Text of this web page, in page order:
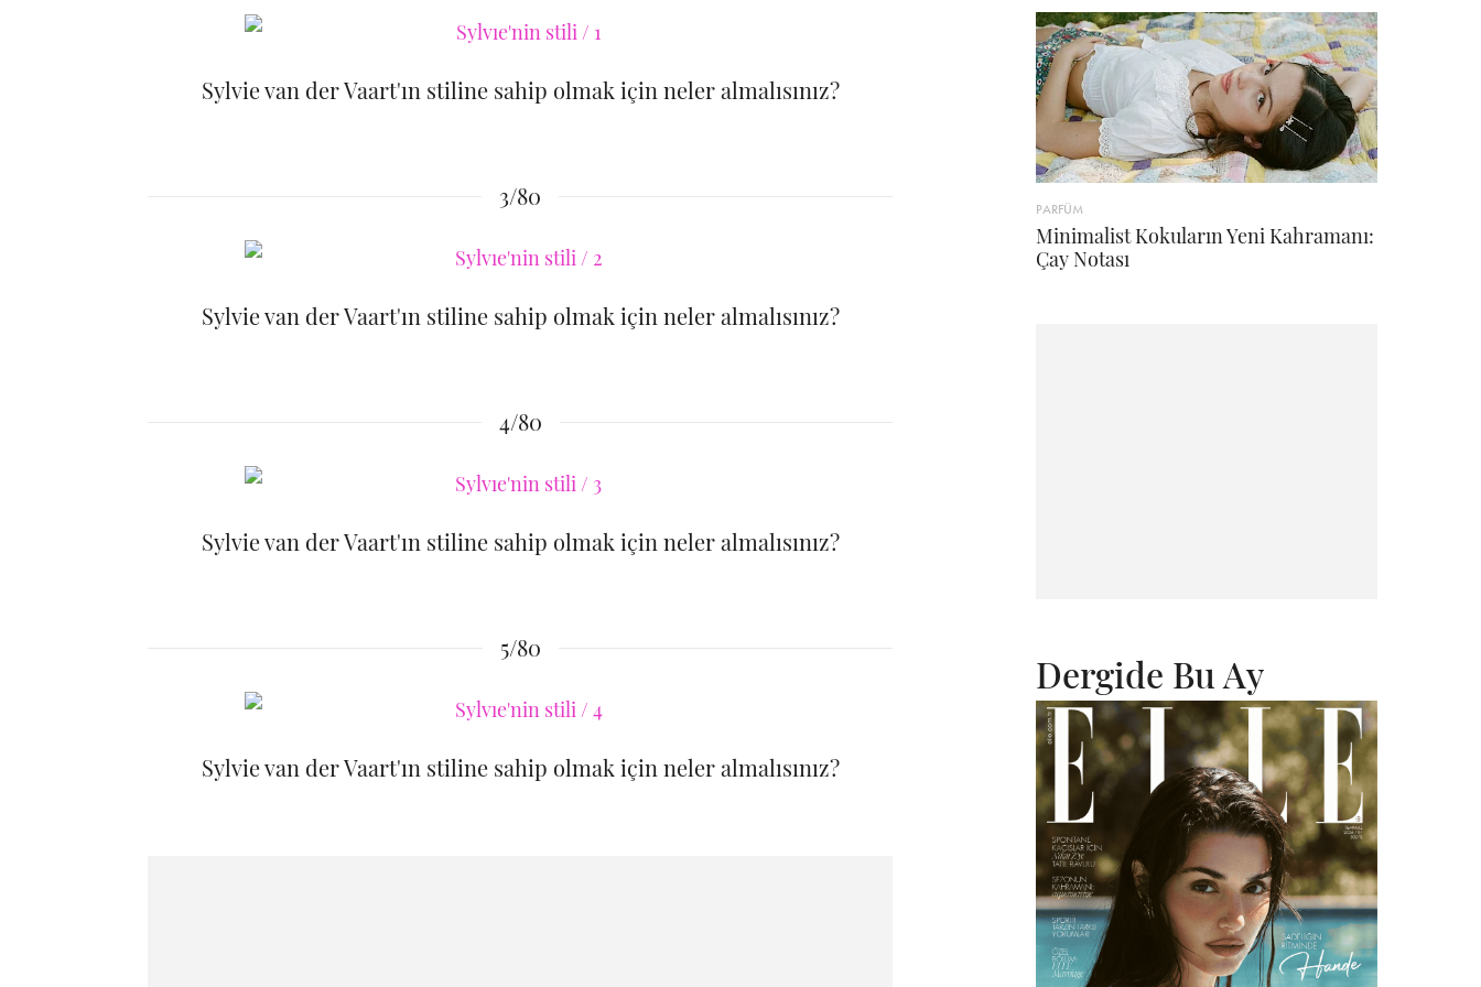
Sylvie van der Vaart'ın stiline sahip olmak için neler almalısınız?
3/80
Sylvie van der Vaart'ın stiline sahip olmak için neler almalısınız?
4/80
Sylvie van der Vaart'ın stiline sahip olmak için neler almalısınız?
5/80
Sylvie van der Vaart'ın stiline sahip olmak için neler almalısınız?
PARFÜM
Minimalist Kokuların Yeni Kahramanı:
Çay Notası
Dergide Bu Ay